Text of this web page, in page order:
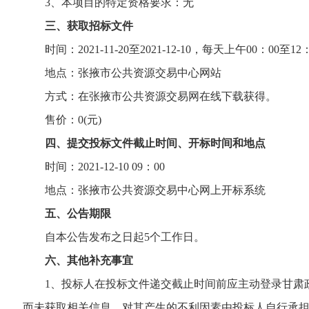
3、本项目的特定资格要求：无
三、获取招标文件
时间：2021-11-20至2021-12-10，每天上午00：00至12
地点：张掖市公共资源交易中心网站
方式：在张掖市公共资源交易网在线下载获得。
售价：0(元)
四、提交投标文件截止时间、开标时间和地点
时间：2021-12-10 09：00
地点：张掖市公共资源交易中心网上开标系统
五、公告期限
自本公告发布之日起5个工作日。
六、其他补充事宜
1、投标人在投标文件递交截止时间前应主动登录甘肃